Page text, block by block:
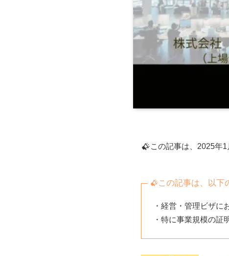
この記事は、2025年1
この記事は、以下
・経営・管理ビザに
・特に事業規模の証